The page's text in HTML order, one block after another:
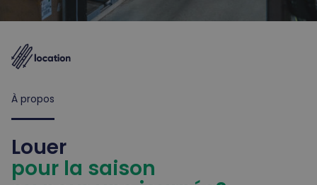
À propos
Louer
pour la saison